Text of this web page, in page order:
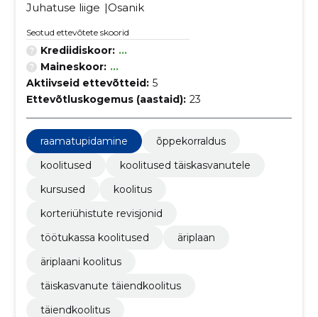
Juhatuse liige
Osanik
Seotud ettevõtete skoorid
Krediidiskoor: ...
Maineskoor: ...
Aktiivseid ettevõtteid: 5
Ettevõtluskogemus (aastaid): 23
raamatupidamine
õppekorraldus
koolitused
koolitused täiskasvanutele
kursused
koolitus
korteriühistute revisjonid
töötukassa koolitused
äriplaan
äriplaani koolitus
täiskasvanute täiendkoolitus
täiendkoolitus